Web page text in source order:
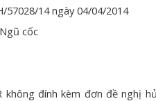
57028/14 ngày 04/04/2014
cốc
đính kèm đơn đề nghị